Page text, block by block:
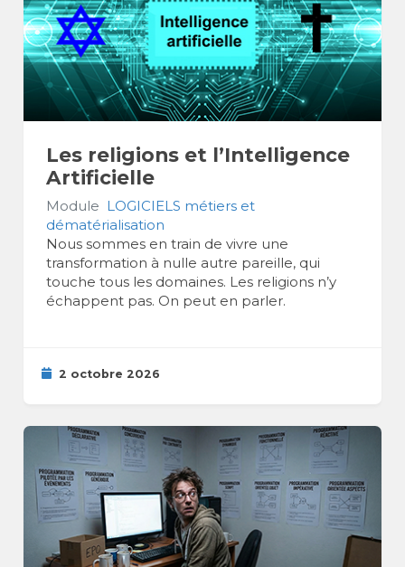
Les religions et l’Intelligence
Artificielle
Module LOGICIELS métiers et
dématérialisation
Nous sommes en train de vivre une
transformation à nulle autre pareille, qui
touche tous les domaines. Les religions n’y
échappent pas. On peut en parler.
2 octobre 2026